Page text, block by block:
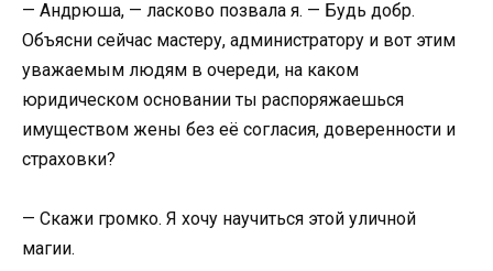
— Андрюша, — ласково позвала я. — Будь добр.
Объясни сейчас мастеру, администратору и вот этим
уважаемым людям в очереди, на каком
юридическом основании ты распоряжаешься
имуществом жены без её согласия, доверенности и
страховки?
— Скажи громко. Я хочу научиться этой уличной
магии.